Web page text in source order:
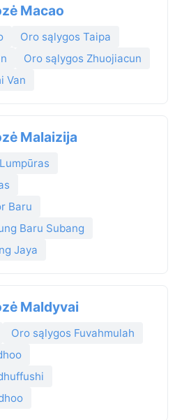
Macao
Oro sąlygos Taipa
Oro sąlygos Zhuojiacun
Van
Malaizija
Baru
Baru Subang
Jaya
Maldyvai
Oro sąlygos Fuvahmulah